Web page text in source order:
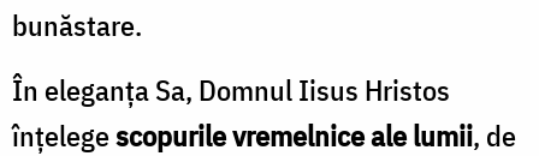
bunăstare.
În eleganţa Sa, Domnul Iisus Hristos
înţelegescopurile vremelnice ale lumii, de